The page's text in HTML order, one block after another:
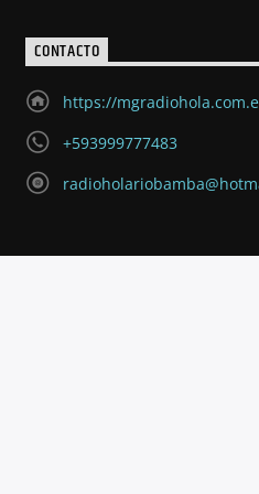
CONTACTO
https://
+593999777483